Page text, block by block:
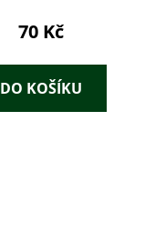
70 Kč
DO KOŠÍKU